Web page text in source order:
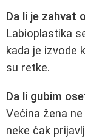
Da li je zahvat
Labioplastika
kada je izvode
su retke.
Da li gubim
Većina žena
neke čak